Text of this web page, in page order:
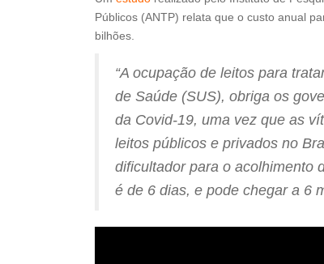
Públicos (ANTP) relata que o custo anual
bilhões.
“A ocupação de leitos para
de Saúde (SUS), obriga os
da Covid-19, uma vez que as
leitos públicos e privados no
dificultador para o acolhimento
é de 6 dias, e pode chegar a 6